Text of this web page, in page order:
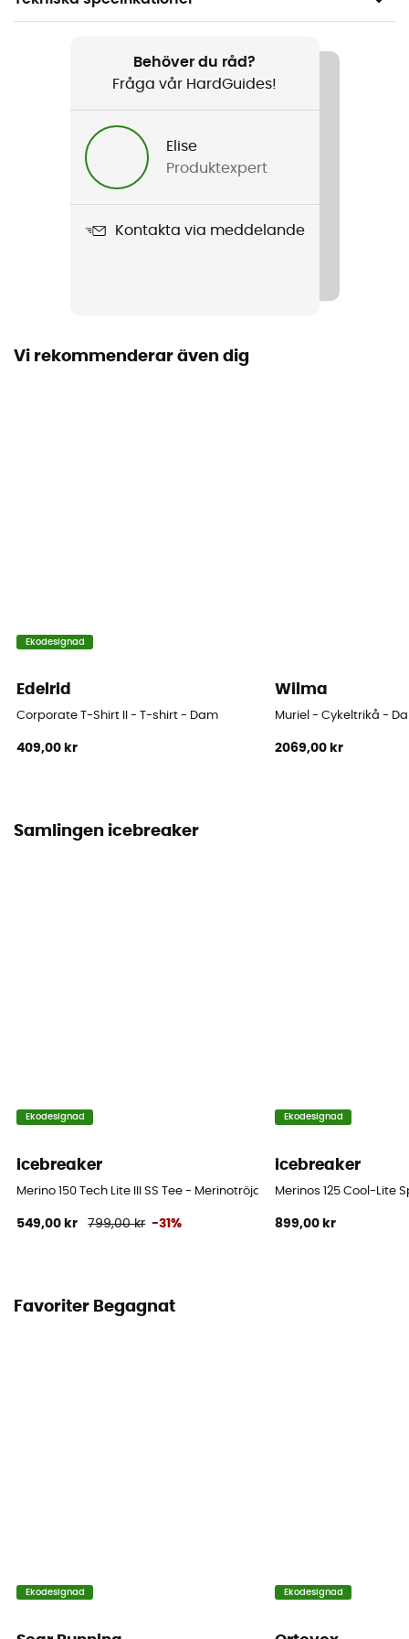
Resa / Yoga / Den dagliga
Produktnamn
Merinoull
Breathable
Behöver du råd?
Fråga vår HardGuides!
Elise
Produktexpert
Kontakta via meddelande
Vi rekommenderar även dig
Ekodesignad
Edelrid
Corporate T-Shirt II - T-shirt - Dam
409,00 kr
Wilma
Muriel - Cykeltrikå -
2069,00 kr
Samlingen icebreaker
Ekodesignad
icebreaker
Merino 150 Tech Lite III SS Tee - Merinotröja - Dam
549,00 kr 799,00 kr -31%
Ekodesignad
icebreaker
Merinos 125 Cool-Lite
899,00 kr
Favoriter Begagnat
Ekodesignad Ekodesignad